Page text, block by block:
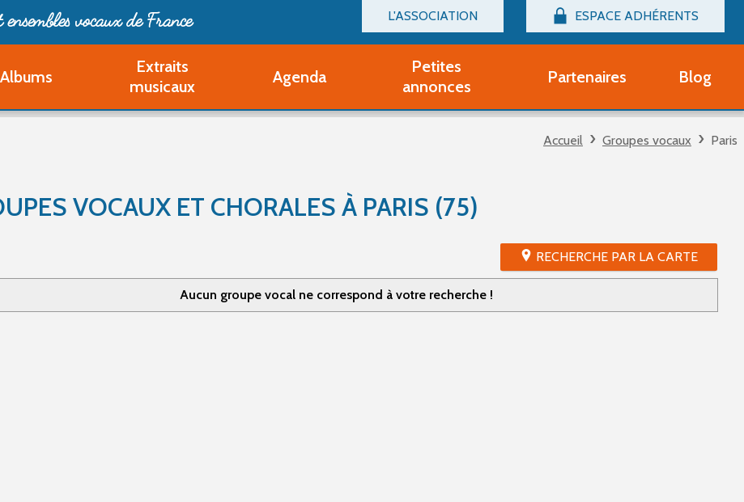
L'ASSOCIATION
Billetterie
Devenir adhérent Groupe Vocal
Devenir adhérent Partenaire
ESPACE ADHÉRENTS
Connexion
ensembles vocaux de France
Albums
Extraits
musicaux
Agenda
Petites
annonces
Partenaires Blog
Accueil Groupes vocaux Paris
VOCAUX ET CHORALES À PARIS (75)
RECHERCHE PAR LA CARTE
Aucun groupe vocal ne correspond à votre recherche !